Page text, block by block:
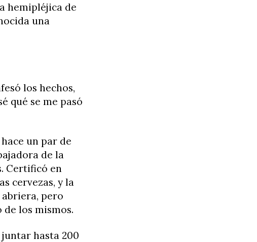
hemipléjica de
una
los hechos,
qué se me pasó
un par de
de la
Certificó en
cervezas, y la
abriera, pero
los mismos.
hasta 200